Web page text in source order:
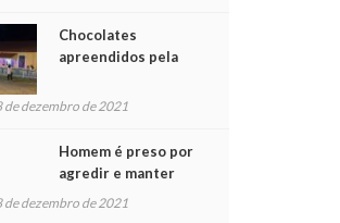
Chocolates
apreendidos pela
para crianças na
de dezembro de 2021
Homem é preso por
agredir e manter
mulher em cárcere
de dezembro de 2021